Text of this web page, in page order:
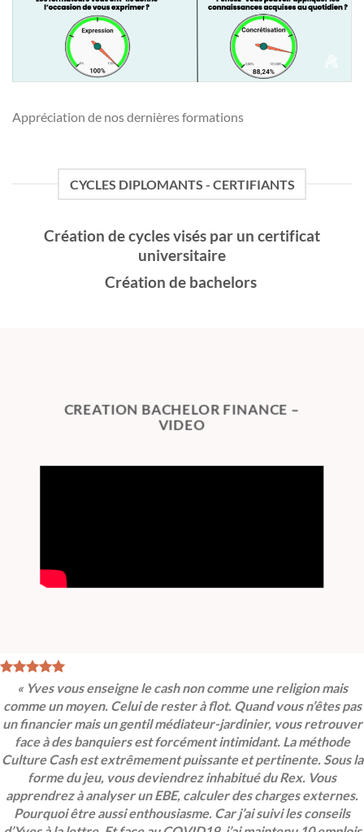
Appréciation de nos dernières formations
CYCLES DIPLOMANTS - CERTIFIANTS
Création de cycles visés par un certificat
universitaire
Création de bachelors
CREATION BACHELOR FINANCE –
VIDEO
« Yves vous enseigne le cash non comme une religion mais
comme un moyen. Celui de rester à flot. Quand vous n’êtes pas
un financier mais un gentil médiateur-jardinier, vous retrouver
face à des banquiers est forcément intimidant. La méthode
Culture Cash est extrêmement puissante et pertinente. Sous la
forme du jeu, vous deviendrez inhabitué du Rex. Vous
apprendrez à analyser un EBE, calculer des charges externes.
Pourquoi être aussi enthousiasme. Car j’ai suivi les conseils